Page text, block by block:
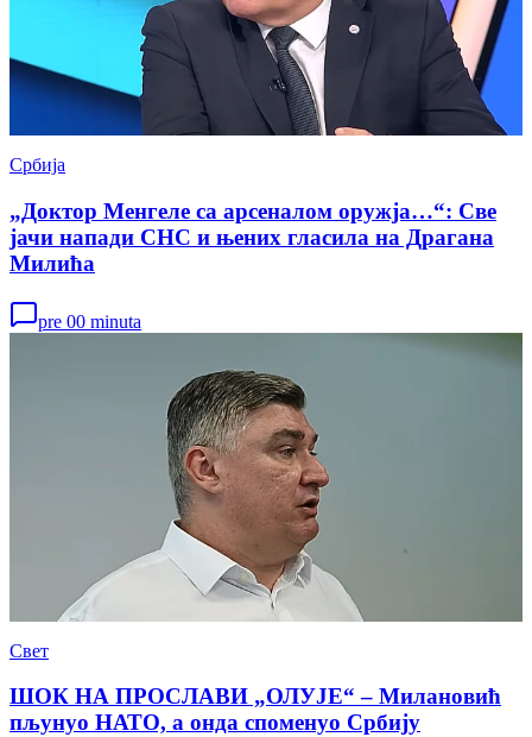
Србија
„Доктор Менгеле са арсеналом оружја…“: Све
јачи напади СНС и њених гласила на Драгана
Милића
pre 00 minuta
Свет
ШОК НА ПРОСЛАВИ „ОЛУЈЕ“ – Милановић
пљунуо НАТО, а онда споменуо Србију